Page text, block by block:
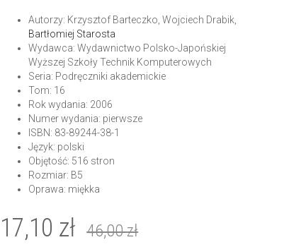
Autorzy: Krzysztof Barteczko, Wojciech Drabik,
Bartłomiej Starosta
Wydawca: Wydawnictwo Polsko-Japońskiej
Wyższej Szkoły Technik Komputerowych
Seria: Podręczniki akademickie
Tom: 16
Rok wydania: 2006
Numer wydania: pierwsze
ISBN: 83-89244-38-1
Język: polski
Objętość: 516 stron
Rozmiar: B5
Oprawa: miękka
46,00zł
17,10 zł